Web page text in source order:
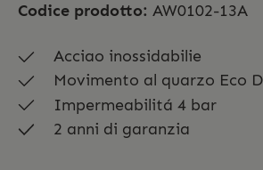
Codice prodotto: AW0102-13A
Acciao inossidabilie
Movimento al quarzo Eco
Impermeabilitá 4 bar
2 anni di garanzia